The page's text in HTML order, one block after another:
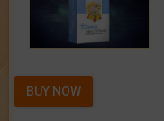
BUY NOW